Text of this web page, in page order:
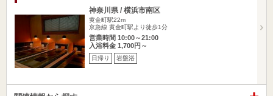
神奈川県 / 横浜市南区
黄金町駅22m
京急線 黄金町駅より徒歩1分
営業時間 10:00～21:00
入浴料金 1,700円～
日帰り 岩盤浴